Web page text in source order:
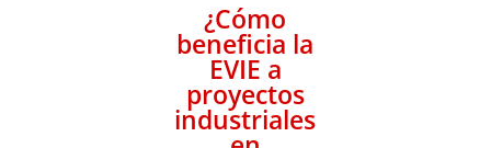
¿Cómo
beneficia la
EVIE a
proyectos
industriales